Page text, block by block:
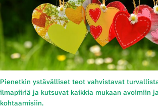
Pienetkin ystävälliset teot vahvistavat
ilmapiiriä ja kutsuvat kaikkia mukaan avoimiin
kohtaamisiin.